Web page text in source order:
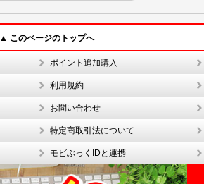
▲ このページのトップへ
ポイント追加購入
利用規約
お問い合わせ
特定商取引法について
モビぶっくIDと連携